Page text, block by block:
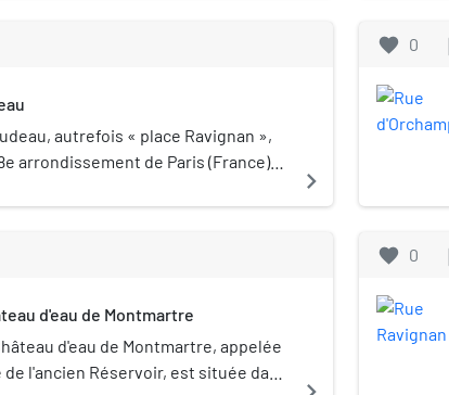
autrefois « place Ravignan »,
arrondissement de Paris (France)
navigate_next
d'eau de Montmartre
d'eau de Montmartre, appelée
l'ancien Réservoir, est située dans
favorite 0
favorite 0